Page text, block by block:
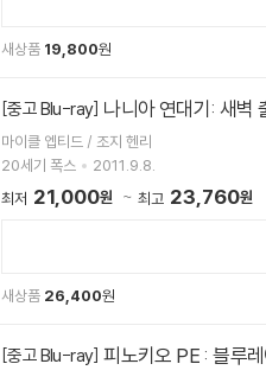
새상품 19,800원
[중고 Blu-ray] 나니아 연대기: 새벽
마이클 엡티드 / 조지 헨리
20세기 폭스
2011.9.8.
최저 21,000원 최고 23,760원
새상품 26,400원
[중고 Blu-ray] 피노키오 PE : 블루레